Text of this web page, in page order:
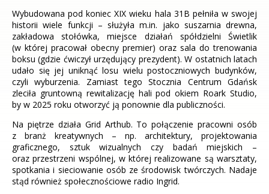
Wybudowana pod koniec XIX wieku hala 31B pełniła w swojej
historii wiele funkcji – służyła m.in. jako suszarnia drewna,
zakładowa stołówka, miejsce działań spółdzielni Świetlik
(w której pracował obecny premier) oraz sala do trenowania
boksu (gdzie ćwiczył urzędujący prezydent). W ostatnich latach
udało się jej uniknąć losu wielu postoczniowych budynków,
czyli wyburzenia. Zamiast tego Stocznia Centrum Gdańsk
zleciła gruntowną rewitalizację hali pod okiem Roark Studio,
by w 2025 roku otworzyć ją ponownie dla publiczności.
Na piętrze działa Grid Arthub. To połączenie pracowni osób
z branż kreatywnych – np. architektury, projektowania
graficznego, sztuk wizualnych czy badań miejskich –
oraz przestrzeni wspólnej, w której realizowane są warsztaty,
spotkania i sieciowanie osób ze środowisk twórczych. Nadaje
stąd również społecznościowe radio Ingrid.